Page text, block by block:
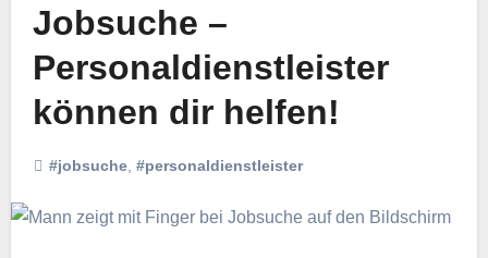
Jobsuche –
Personaldienstleister
können dir helfen!
#jobsuche, #personaldienstleister